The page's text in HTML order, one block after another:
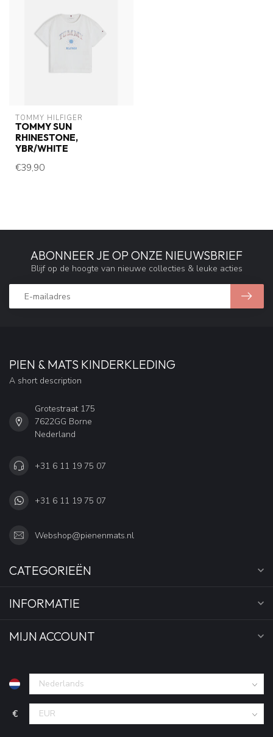
TOMMY HILFIGER
TOMMY SUN
RHINESTONE,
YBR/WHITE
€39,90
ABONNEER JE OP ONZE NIEUWSBRIEF
Blijf op de hoogte van nieuwe collecties & leuke acties
PIEN & MATS KINDERKLEDING
A short description
Grotestraat 175
7622GG Borne
Nederland
+31 6 11 19 75 07
+31 6 11 19 75 07
Webshop@pienenmats.nl
CATEGORIEËN
INFORMATIE
MIJN ACCOUNT
€